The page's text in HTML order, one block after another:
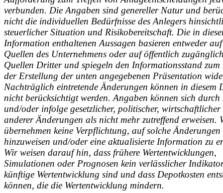
verbunden. Die Angaben sind genereller Natur und
nicht die individuellen Bedürfnisse des Anlegers
steuerlicher Situation und Risikobereitschaft. Die in
Information enthaltenen Aussagen basieren entweder
Quellen des Unternehmens oder auf öffentlich
Quellen Dritter und spiegeln den Informationsstand zum
der Erstellung der unten angegebenen Präsentation
Nachträglich eintretende Änderungen können in diesem
nicht berücksichtigt werden. Angaben können sich
und/oder infolge gesetzlicher, politischer, wirtschaftlicher
anderer Änderungen als nicht mehr zutreffend erweisen.
übernehmen keine Verpflichtung, auf solche Änderungen
hinzuweisen und/oder eine aktualisierte Information zu
Wir weisen darauf hin, dass frühere Wertentwicklungen,
Simulationen oder Prognosen kein verlässlicher
künftige Wertentwicklung sind und dass Depotkosten
können, die die Wertentwicklung mindern.